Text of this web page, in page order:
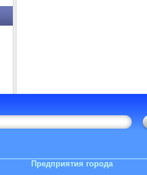
Предприятия города